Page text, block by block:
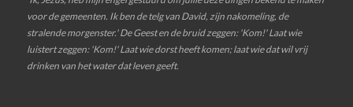
voor de gemeenten. Ik ben de telg van David, zijn nakomeling, de
stralende morgenster.' De Geest en de bruid zeggen: 'Kom!' Laat wie
luistert zeggen: 'Kom!' Laat wie dorst heeft komen; laat wie dat wil vrij
drinken van het water dat leven geeft.